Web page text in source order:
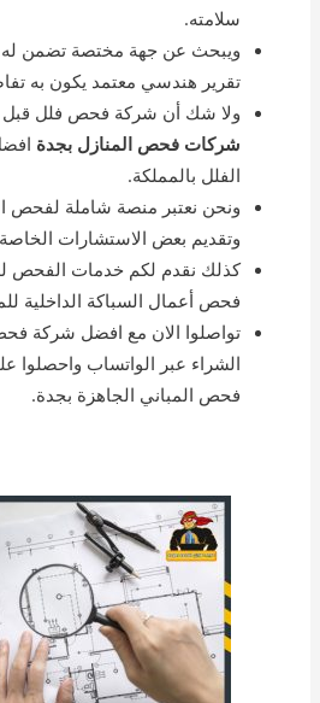
سلامته.
ويبحث عن جهة مختصة تضمن له
تقرير هندسي معتمد يكون به
ولا شك أن شركة فحص فلل قبل
شركات فحص المنازل بجدة
الفلل بالمملكة.
ونحن نعتبر منصة شاملة لفحص
وتقديم بعض الاستشارات
كذلك نقدم لكم خدمات الفحص
فحص أعمال السباكة الداخلية
تواصلوا الان مع افضل شركة
الشراء عبر الواتساب
فحص المباني الجاهزة بجدة.